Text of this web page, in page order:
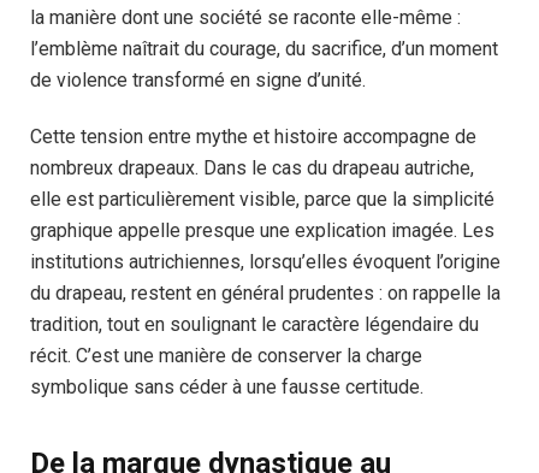
la manière dont une société se raconte elle-même :
l’emblème naîtrait du courage, du sacrifice, d’un moment
de violence transformé en signe d’unité.
Cette tension entre mythe et histoire accompagne de
nombreux drapeaux. Dans le cas du drapeau autriche,
elle est particulièrement visible, parce que la simplicité
graphique appelle presque une explication imagée. Les
institutions autrichiennes, lorsqu’elles évoquent l’origine
du drapeau, restent en général prudentes : on rappelle la
tradition, tout en soulignant le caractère légendaire du
récit. C’est une manière de conserver la charge
symbolique sans céder à une fausse certitude.
De la marque dynastique au